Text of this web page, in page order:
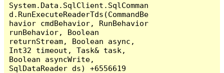
System.Data.SqlClient.SqlComman
d.RunExecuteReaderTds(CommandBe
havior cmdBehavior, RunBehavior
runBehavior, Boolean
returnStream, Boolean async,
Int32 timeout, Task& task,
Boolean asyncWrite,
SqlDataReader ds) +6556619